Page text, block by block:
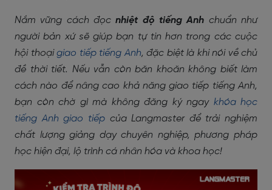
Nắm vững cách đọcnhiệt độ tiếng Anh chuẩn như
người bản xứ sẽ giúp bạn tự tin hơn trong các cuộc
hội thoạigiao tiếp tiếng Anh, đặc biệt là khi nói về chủ
đề thời tiết. Nếu vẫn còn băn khoăn không biết làm
cách nào để nâng cao khả năng giao tiếp tiếng Anh,
bạn còn chờ gì mà không đăng ký ngay khóa học
tiếng Anh giao tiếp của Langmaster để trải nghiệm
chất lượng giảng dạy chuyên nghiệp, phương pháp
học hiện đại, lộ trình cá nhân hóa và khoa học!